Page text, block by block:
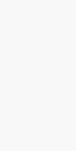
急”
华住集团